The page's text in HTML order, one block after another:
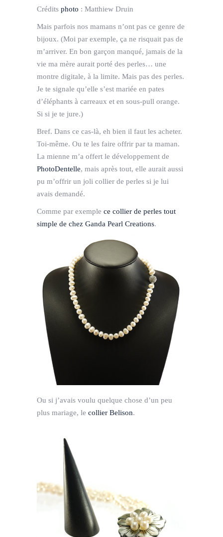
Crédits photo : Matthiew Druin
Mais parfois nos mamans n’ont pas ce genre de
bijoux. (Moi par exemple, ça ne risquait pas de
m’arriver. En bon garçon manqué, jamais de la
vie ma mère aurait porté des perles… une
montre digitale, à la limite. Mais pas des perles.
Je te signale qu’elle s’est mariée en pates
d’éléphants à carreaux et en sous-pull orange.
Si si je te jure.)
Bref. Dans ce cas-là, eh bien il faut les acheter.
Toi-même. Ou te les faire offrir par ta maman.
La mienne m’a offert le développement de
PhotoDentelle, mais après tout, elle aurait aussi
pu m’offrir un joli collier de perles si je lui
avais demandé.
Comme par exemple ce collier de perles tout
simple de chez Ganda Pearl Creations.
Ou si j’avais voulu quelque chose d’un peu
plus mariage, le collier Belison.